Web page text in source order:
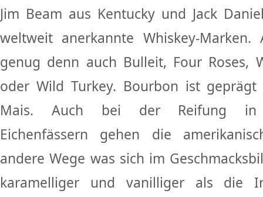
Jim Beam aus Kentucky und Jack
weltweit anerkannte Whiskey-
genug denn auch Bulleit, Four Roses,
oder Wild Turkey. Bourbon ist
Mais. Auch bei der Reifung in
Eichenfässern gehen die
andere Wege was sich im
karamelliger und vanilliger als die